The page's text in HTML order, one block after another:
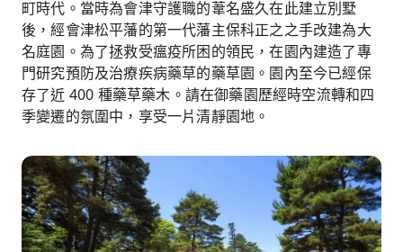
町時代。當時為會津守護職的葦名盛久在此建立別墅
後，經會津松平藩的第一代藩主保科正之之手改建為大
名庭園。為了拯救受瘟疫所困的領民，在園內建造了專
門研究預防及治療疾病藥草的藥草園。園內至今已經保
存了近 400 種藥草藥木。請在御藥園歷經時空流轉和四
季變遷的氛圍中，享受一片清靜園地。